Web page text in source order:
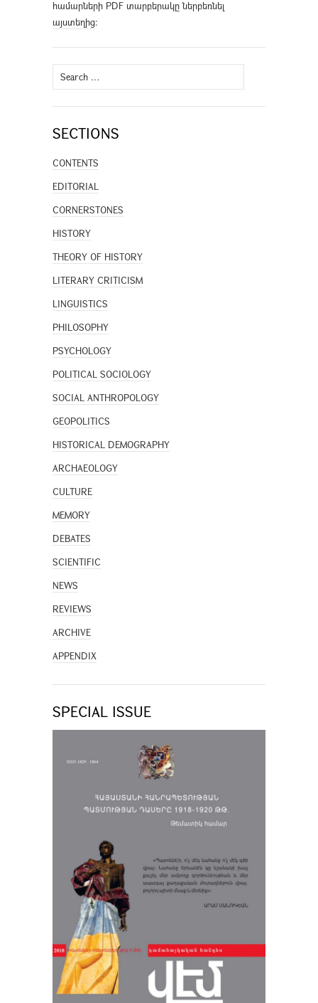
համարների PDF տարբերակը ներբեռնել
այստեղից։
Search
for:
SECTIONS
CONTENTS
EDITORIAL
CORNERSTONES
HISTORY
THEORY OF HISTORY
LITERARY CRITICISM
LINGUISTICS
PHILOSOPHY
PSYCHOLOGY
POLITICAL SOCIOLOGY
SOCIAL ANTHROPOLOGY
GEOPOLITICS
HISTORICAL DEMOGRAPHY
ARCHAEOLOGY
CULTURE
MEMORY
DEBATES
SCIENTIFIC
NEWS
REVIEWS
ARCHIVE
APPENDIX
SPECIAL ISSUE